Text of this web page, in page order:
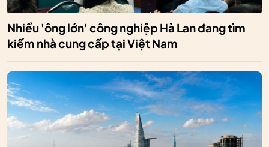
Nhiều 'ông lớn' công nghiệp Hà Lan đang tìm
kiếm nhà cung cấp tại Việt Nam